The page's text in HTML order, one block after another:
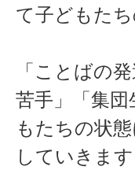
て子どもた
「ことばの
苦手」「集
もたちの状
していきます